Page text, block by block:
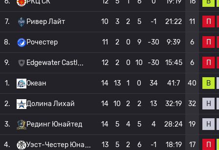
7. Ривер Лайт 10 3 2 5 -1 21:22 11 П
8. Рочестер 11 2 0 9 -30 9:39 6 П
9. Edgewater Castl 12 2 0 10 -30 15:45 6 П
1. Океан 14 13 1 0 34 41:7 40 В
2. Долина Лихай 14 10 2 2 13 32:19 32 Н
3. Рединг Юнайтед 14 5 4 5 4 28:24 19 Н
4. Уэст-Честер Юна 13 5 2 6 -1 18:19 17 П